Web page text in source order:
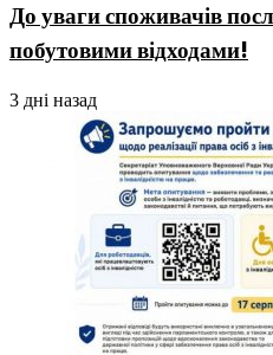
До уваги споживачів
побутовими відходами!
3 дні назад